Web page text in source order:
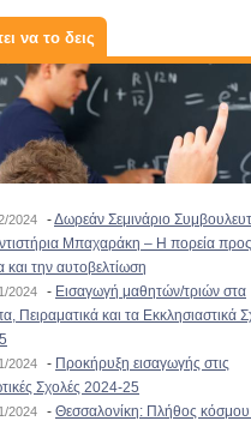
να το δεις
2024 -Δωρεάν Σεμινάριο
Μπαχαράκη – Η πορεία
και την αυτοβελτίωση
2024 - Εισαγωγή μαθητών/τριών στα
Πειραματικά και τα Εκκλησιαστικά
2024 - Προκήρυξη εισαγωγής στις
Σχολές 2024-25
2024 - Θεσσαλονίκη: Πλήθος